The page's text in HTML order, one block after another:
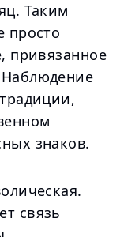
Таким
просто
привязанное
знаков.
связь